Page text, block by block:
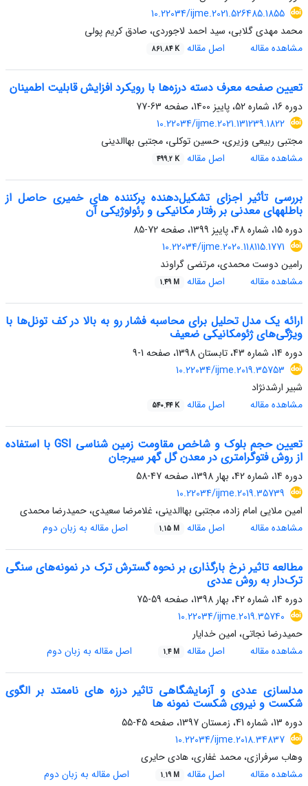
10.22034/ijme.2021.526485.1855
محمد مهدی گلابی، سید احمد لاجوردی، صادق کریم پولی
مشاهده مقاله
اصل مقاله 861.84 K
تعیین صفحه معرف دسته درزه‌ها با رویکرد افزایش قابلیت اطمینان
دوره 16، شماره 52، پاییز 1400، صفحه
63-77
10.22034/ijme.2021.131239.1822
مجتبی ربیعی وزیری، حسین توکلی، مجتبی بهاالدینی
مشاهده مقاله
اصل مقاله 499.2 K
بررسی تأثیر اجزای تشکیل‌دهنده پرکننده‎ های خمیری حاصل از
باطله‎های معدنی بر رفتار مکانیکی و رئولوژیکی آن
دوره 15، شماره 48، پاییز 1399، صفحه
72-85
10.22034/ijme.2020.118115.1771
رامین دوست محمدی، مرتضی گراوند
مشاهده مقاله
اصل مقاله 1.49 M
ارائه یک مدل تحلیل برای محاسبه فشار رو به بالا در کف تونل‌ها با
ویژگی‌های ژئومکانیکی ضعیف
دوره 14، شماره 43، تابستان 1398، صفحه
1-9
10.22034/ijme.2019.35753
شبیر ارشدنژاد
مشاهده مقاله
اصل مقاله 540.44 K
تعیین حجم بلوک و شاخص مقاومت زمین شناسی GSI با استفاده
از روش فتوگرامتری در معدن گل گهر سیرجان
دوره 14، شماره 42، بهار 1398، صفحه
47-58
10.22034/ijme.2019.35739
امین ملایی امام زاده، مجتبی بهاالدینی، غلامرضا سعیدی، حمیدرضا محمدی
مشاهده مقاله
اصل مقاله 1.15 M اصل مقاله به زبان دوم
مطالعه تاثیر نرخ بارگذاری بر نحوه گسترش ترک در نمونه‌های سنگی
ترک‌دار به روش عددی
دوره 14، شماره 42، بهار 1398، صفحه
59-75
10.22034/ijme.2019.35740
حمیدرضا نجاتی، امین خدایار
مشاهده مقاله
اصل مقاله 1.4 M اصل مقاله به زبان دوم
مدلسازی عددی و آزمایشگاهی تاثیر درزه های ناممتد بر الگوی
شکست و نیروی شکست نمونه ها
دوره 13، شماره 41، زمستان 1397، صفحه
45-55
10.22034/ijme.2018.34837
وهاب سرفرازی، محمد غفاری، هادی حایری
مشاهده مقاله
اصل مقاله 1.19 M اصل مقاله به زبان دوم